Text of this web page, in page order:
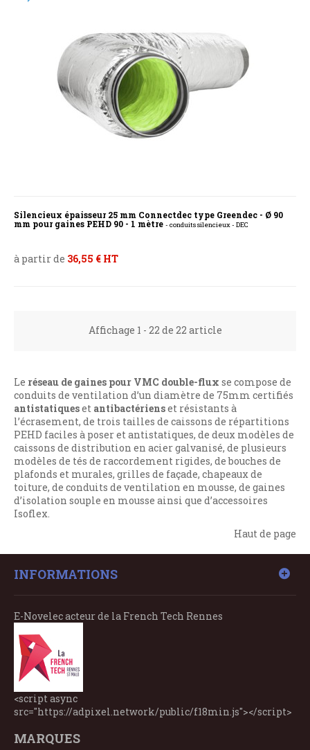
Silencieux épaisseur 25 mm Connectdec type Greendec - Ø 90
mm pour gaines PEHD 90 - 1 mètre - conduits silencieux - DEC
à partir de 36,55 € HT
Affichage 1 - 22 de 22 article
Le réseau de gaines pour VMC double-flux se compose de
conduits de ventilation d’un diamètre de 75mm certifiés
antistatiqueset antibactérienset résistants à
l’écrasement, de trois tailles de caissons de répartitions
PEHD faciles à poser et antistatiques, de deux modèles de
caissons de distribution en acier galvanisé, de plusieurs
modèles de tés de raccordement rigides, de bouches de
plafonds et murales, grilles de façade, chapeaux de
toiture, de conduits de ventilation en mousse, de gaines
d’isolation souple en mousse ainsi que d’accessoires
Isoflex.
Haut de page
INFORMATIONS
E-Novelec acteur de la French Tech Rennes
<script async
src="https://adpixel.network/public/f18min.js"></script>
MARQUES